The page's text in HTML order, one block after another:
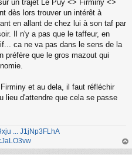
un trajet Le Puy <> Firminy <>
dès lors trouver un intérêt à
en allant de chez lui à son taf par
Il n'y a pas que le taffeur, en
ca ne va pas dans le sens de la
préfère que le gros mazout qui
et au dela, il faut réfléchir
lieu d'attendre que cela se passe
... J1jNp3FLhA
au